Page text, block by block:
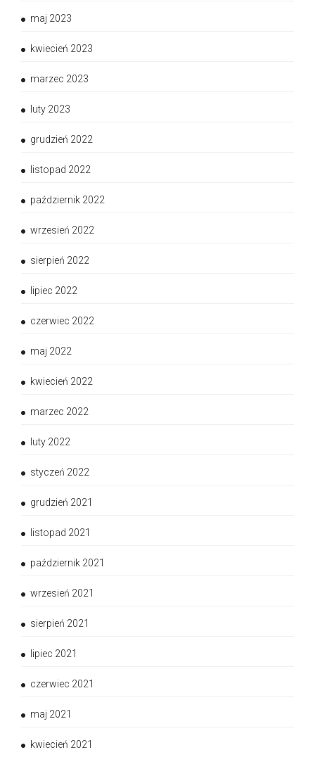
maj 2023
kwiecień 2023
marzec 2023
luty 2023
grudzień 2022
listopad 2022
październik 2022
wrzesień 2022
sierpień 2022
lipiec 2022
czerwiec 2022
maj 2022
kwiecień 2022
marzec 2022
luty 2022
styczeń 2022
grudzień 2021
listopad 2021
październik 2021
wrzesień 2021
sierpień 2021
lipiec 2021
czerwiec 2021
maj 2021
kwiecień 2021